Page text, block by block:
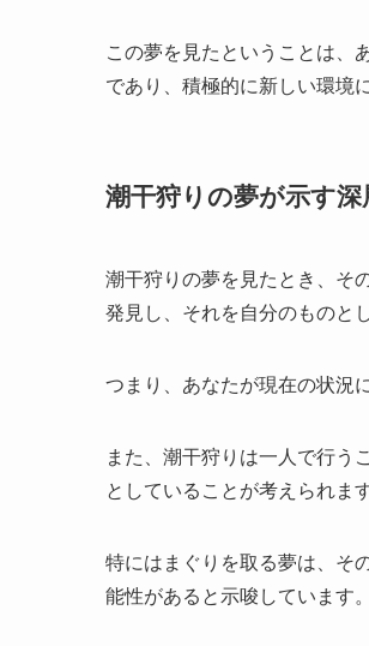
この夢を見たということは、
であり、積極的に新しい環境
潮干狩りの夢が示す深
潮干狩りの夢を見たとき、そ
発見し、それを自分のものと
つまり、あなたが現在の状況
また、潮干狩りは一人で行う
としていることが考えられます
特にはまぐりを取る夢は、そ
能性があると示唆しています。